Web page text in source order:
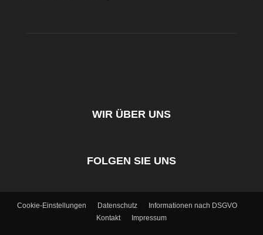
WIR ÜBER UNS
FOLGEN SIE UNS
Cookie-Einstellungen Datenschutz
Informationen nach DSGVO
Kontakt
Impressum